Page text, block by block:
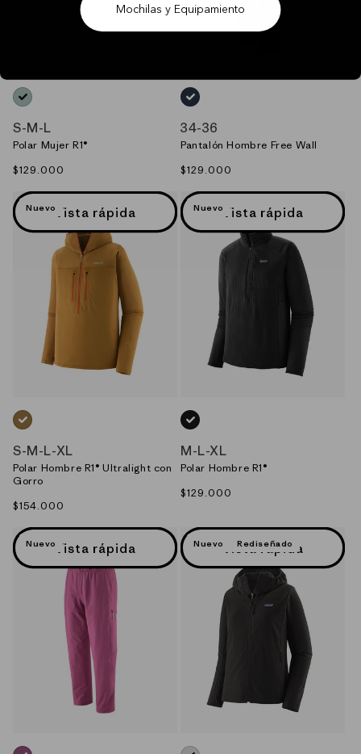
AZUL_(THI)
S-M-L
Polar Mujer R1®
Precio
$129.000
AZUL_(SMDB)
34-36
Pantalón Hombre Free Wall
Precio
$129.000
NuevoVista rápida
CAFE_(BCBN)
S-M-L-XL
Polar Hombre R1® Ultralight con
Gorro
Precio
$154.000
NuevoVista rápida
NEGRO_(BLK)
M-L-XL
Polar Hombre R1®
Precio
$129.000
NuevoVista rápida Nuevo Rediseñado
Vista rápida
Mochilas y Equipamiento